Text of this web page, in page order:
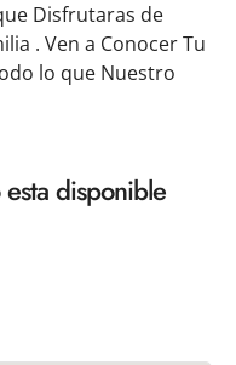
Disfrutaras de
. Ven a Conocer Tu
lo que Nuestro
disponible